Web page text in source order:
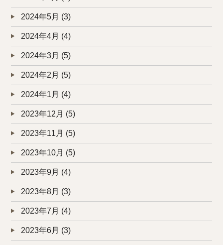
2024年5月 (3)
2024年4月 (4)
2024年3月 (5)
2024年2月 (5)
2024年1月 (4)
2023年12月 (5)
2023年11月 (5)
2023年10月 (5)
2023年9月 (4)
2023年8月 (3)
2023年7月 (4)
2023年6月 (3)